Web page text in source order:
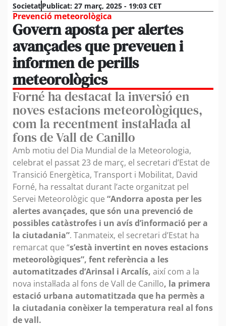
SocietatPublicat: 27 març, 2025 - 19:03 CET
Prevenció meteorològica
Govern aposta per alertes
avançades que preveuen i
informen de perills
meteorològics
Forné ha destacat la inversió en
noves estacions meteorològiques,
com la recentment instal·lada al
fons de Vall de Canillo
Amb motiu del Dia Mundial de la Meteorologia,
celebrat el passat 23 de març, el secretari d’Estat de
Transició Energètica, Transport i Mobilitat, David
Forné, ha ressaltat durant l’acte organitzat pel
Servei Meteorològic que “Andorra aposta per les
alertes avançades, que són una prevenció de
possibles catàstrofes i un avís d’informació per a
la ciutadania”. Tanmateix, el secretari d’Estat ha
remarcat que “s’està invertint en noves estacions
meteorològiques”, fent referència a les
automatitzades d’Arinsal i Arcalís, així com a la
nova instal·lada al fons de Vall de Canillo, la primera
estació urbana automatitzada que ha permès a
la ciutadania conèixer la temperatura real al fons
de vall.